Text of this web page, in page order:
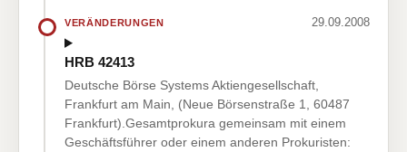
VERÄNDERUNGEN 29.09.2008
HRB 42413
Deutsche Börse Systems Aktiengesellschaft,
Frankfurt am Main, (Neue Börsenstraße 1, 60487
Frankfurt).Gesamtprokura gemeinsam mit einem
Geschäftsführer oder einem anderen Prokuristen: